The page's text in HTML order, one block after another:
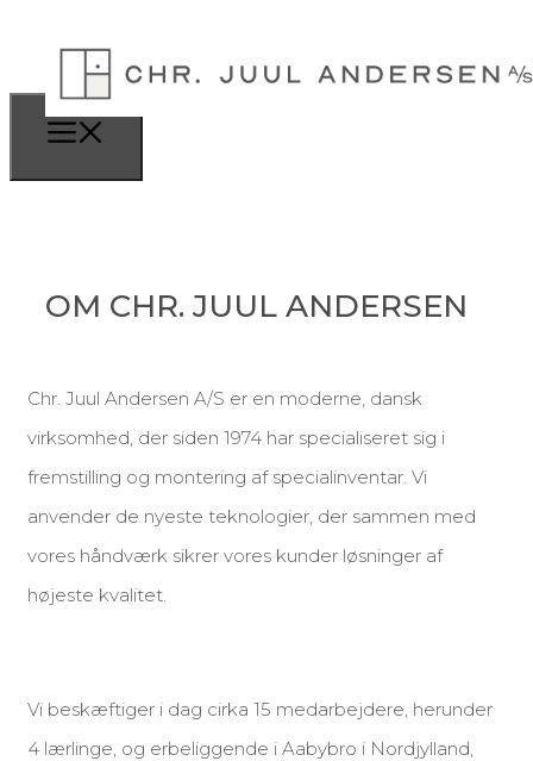
OM CHR. JUUL ANDERSEN
Chr. Juul Andersen A/S er en moderne, dansk
virksomhed, der siden 1974 har specialiseret sig i
fremstilling og montering af specialinventar. Vi
anvender de nyeste teknologier, der sammen med
vores håndværk sikrer vores kunder løsninger af
højeste kvalitet.
Vi beskæftiger i dag cirka 15 medarbejdere, herunder
4 lærlinge, og erbeliggende i Aabybro i Nordjylland,